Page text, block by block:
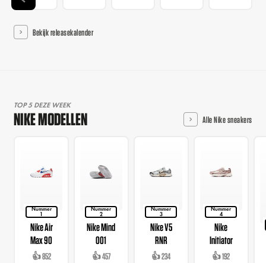
Bekijk releasekalender
TOP 5 DEZE WEEK
NIKE MODELLEN Alle Nike sneakers
Nummer
1
Nike Air
Max 90
👍 852
Nummer
2
Nike Mind
001
👍 457
Nummer
3
Nike V5
RNR
👍 234
Nummer
4
Nike
Initiator
👍 192